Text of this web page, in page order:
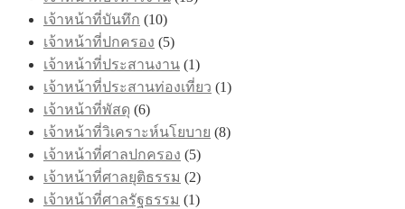
เจ้าหน้าที่บันทึก (10)
เจ้าหน้าที่ปกครอง (5)
เจ้าหน้าที่ประสานงาน (1)
เจ้าหน้าที่ประสานท่องเที่ยว (1)
เจ้าหน้าที่พัสดุ (6)
เจ้าหน้าที่วิเคราะห์นโยบาย (8)
เจ้าหน้าที่ศาลปกครอง (5)
เจ้าหน้าที่ศาลยุติธรรม (2)
เจ้าหน้าที่ศาลรัฐธรรม (1)